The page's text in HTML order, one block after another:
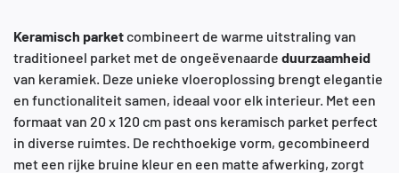
Keramisch parket combineert de warme uitstraling van
traditioneel parket met de ongeëvenaarde duurzaamheid
van keramiek. Deze unieke vloeroplossing brengt elegantie
en functionaliteit samen, ideaal voor elk interieur. Met een
formaat van 20 x 120 cm past ons keramisch parket perfect
in diverse ruimtes. De rechthoekige vorm, gecombineerd
met een rijke bruine kleur en een matte afwerking, zorgt